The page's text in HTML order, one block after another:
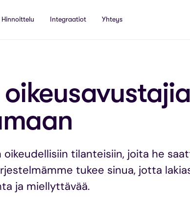
Hinnoittelu Integraatiot Yhteys
tilanteisiin, joita he
tukee sinua, jotta
ja miellyttävää.